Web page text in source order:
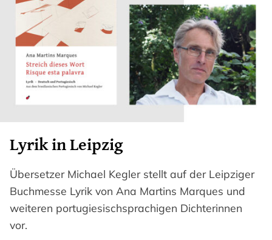
Lyrik in Leipzig
Übersetzer Michael Kegler stellt auf der Leipziger
Buchmesse Lyrik von Ana Martins Marques und
weiteren portugiesischsprachigen Dichterinnen
vor.